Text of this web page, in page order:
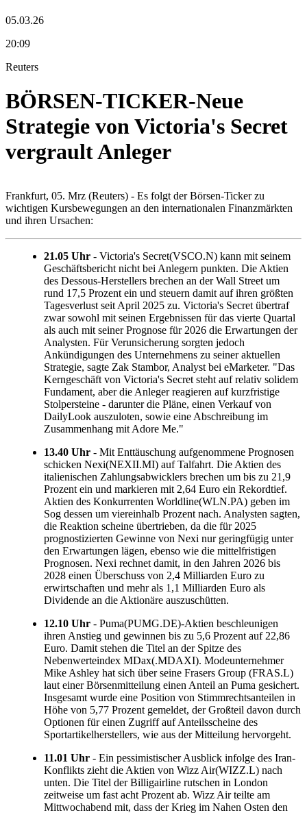
05.03.26
20:09
Reuters
BÖRSEN-TICKER-Neue
Strategie von Victoria's Secret
vergrault Anleger
Frankfurt, 05. Mrz (Reuters) - Es folgt der Börsen-Ticker zu
wichtigen Kursbewegungen an den internationalen Finanzmärkten
und ihren Ursachen:
21.05 Uhr - Victoria's Secret(VSCO.N) kann mit seinem
Geschäftsbericht nicht bei Anlegern punkten. Die Aktien
des Dessous-Herstellers brechen an der Wall Street um
rund 17,5 Prozent ein und steuern damit auf ihren größten
Tagesverlust seit April 2025 zu. Victoria's Secret übertraf
zwar sowohl mit seinen Ergebnissen für das vierte Quartal
als auch mit seiner Prognose für 2026 die Erwartungen der
Analysten. Für Verunsicherung sorgten jedoch
Ankündigungen des Unternehmens zu seiner aktuellen
Strategie, sagte Zak Stambor, Analyst bei eMarketer. "Das
Kerngeschäft von Victoria's Secret steht auf relativ solidem
Fundament, aber die Anleger reagieren auf kurzfristige
Stolpersteine - darunter die Pläne, einen Verkauf von
DailyLook auszuloten, sowie eine Abschreibung im
Zusammenhang mit Adore Me."
13.40 Uhr - Mit Enttäuschung aufgenommene Prognosen
schicken Nexi(NEXII.MI) auf Talfahrt. Die Aktien des
italienischen Zahlungsabwicklers brechen um bis zu 21,9
Prozent ein und markieren mit 2,64 Euro ein Rekordtief.
Aktien des Konkurrenten Worldline(WLN.PA) geben im
Sog dessen um viereinhalb Prozent nach. Analysten sagten,
die Reaktion scheine übertrieben, da die für 2025
prognostizierten Gewinne von Nexi nur geringfügig unter
den Erwartungen lägen, ebenso wie die mittelfristigen
Prognosen. Nexi rechnet damit, in den Jahren 2026 bis
2028 einen Überschuss von 2,4 Milliarden Euro zu
erwirtschaften und mehr als 1,1 Milliarden Euro als
Dividende an die Aktionäre auszuschütten.
12.10 Uhr - Puma(PUMG.DE)-Aktien beschleunigen
ihren Anstieg und gewinnen bis zu 5,6 Prozent auf 22,86
Euro. Damit stehen die Titel an der Spitze des
Nebenwerteindex MDax(.MDAXI). Modeunternehmer
Mike Ashley hat sich über seine Frasers Group (FRAS.L)
laut einer Börsenmitteilung einen Anteil an Puma gesichert.
Insgesamt wurde eine Position von Stimmrechtsanteilen in
Höhe von 5,77 Prozent gemeldet, der Großteil davon durch
Optionen für einen Zugriff auf Anteilsscheine des
Sportartikelherstellers, wie aus der Mitteilung hervorgeht.
11.01 Uhr - Ein pessimistischer Ausblick infolge des Iran-
Konflikts zieht die Aktien von Wizz Air(WIZZ.L) nach
unten. Die Titel der Billigairline rutschen in London
zeitweise um fast acht Prozent ab. Wizz Air teilte am
Mittwochabend mit, dass der Krieg im Nahen Osten den